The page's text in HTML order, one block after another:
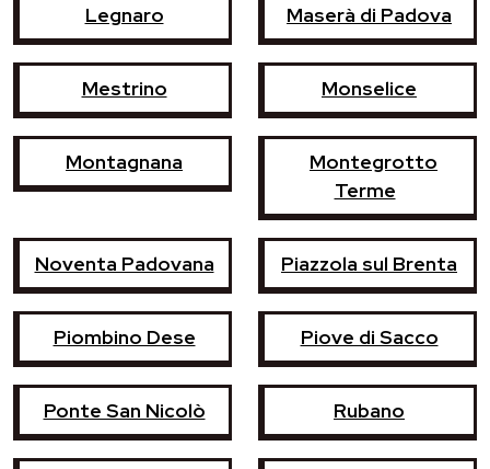
Legnaro Maserà di Padova
Mestrino Monselice
Montagnana
Montegrotto
Terme
Noventa Padovana Piazzola sul Brenta
Piombino Dese Piove di Sacco
Ponte San Nicolò Rubano